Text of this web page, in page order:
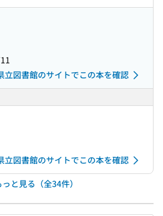
立図書館のサイトでこの本を確認
立図書館のサイトでこの本を確認
と見る（全34件）